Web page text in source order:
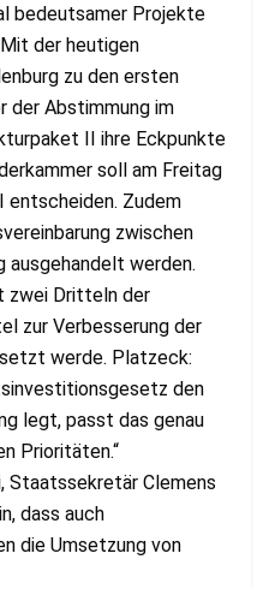
bedeutsamer Projekte
der heutigen
zu den ersten
der Abstimmung im
II ihre Eckpunkte
soll am Freitag
entscheiden. Zudem
zwischen
ausgehandelt werden.
zwei Dritteln der
zur Verbesserung der
werde. Platzeck:
den
legt, passt das genau
Prioritäten.“
Staatssekretär Clemens
dass auch
die Umsetzung von